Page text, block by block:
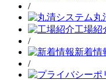
/
丸
工場紹
/
新着情
/